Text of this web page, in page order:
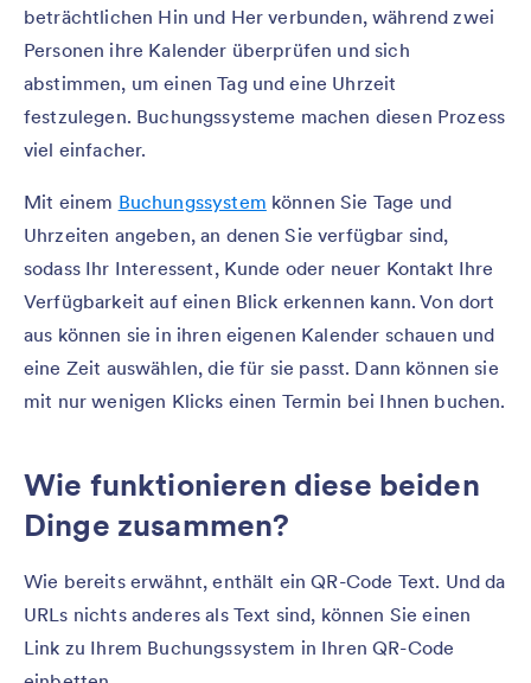
beträchtlichen Hin und Her verbunden, während zwei
Personen ihre Kalender überprüfen und sich
abstimmen, um einen Tag und eine Uhrzeit
festzulegen. Buchungssysteme machen diesen Prozess
viel einfacher.
Mit einem Buchungssystem können Sie Tage und
Uhrzeiten angeben, an denen Sie verfügbar sind,
sodass Ihr Interessent, Kunde oder neuer Kontakt Ihre
Verfügbarkeit auf einen Blick erkennen kann. Von dort
aus können sie in ihren eigenen Kalender schauen und
eine Zeit auswählen, die für sie passt. Dann können sie
mit nur wenigen Klicks einen Termin bei Ihnen buchen.
Wie funktionieren diese beiden
Dinge zusammen?
Wie bereits erwähnt, enthält ein QR-Code Text. Und da
URLs nichts anderes als Text sind, können Sie einen
Link zu Ihrem Buchungssystem in Ihren QR-Code